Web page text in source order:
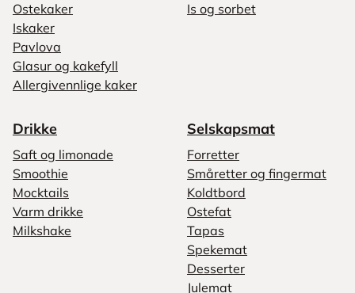
Ostekaker
Iskaker
Pavlova
Glasur og kakefyll
Allergivennlige kaker
Is og sorbet
Drikke
Saft og limonade
Smoothie
Mocktails
Varm drikke
Milkshake
Selskapsmat
Forretter
Småretter og fingermat
Koldtbord
Ostefat
Tapas
Spekemat
Desserter
Julemat